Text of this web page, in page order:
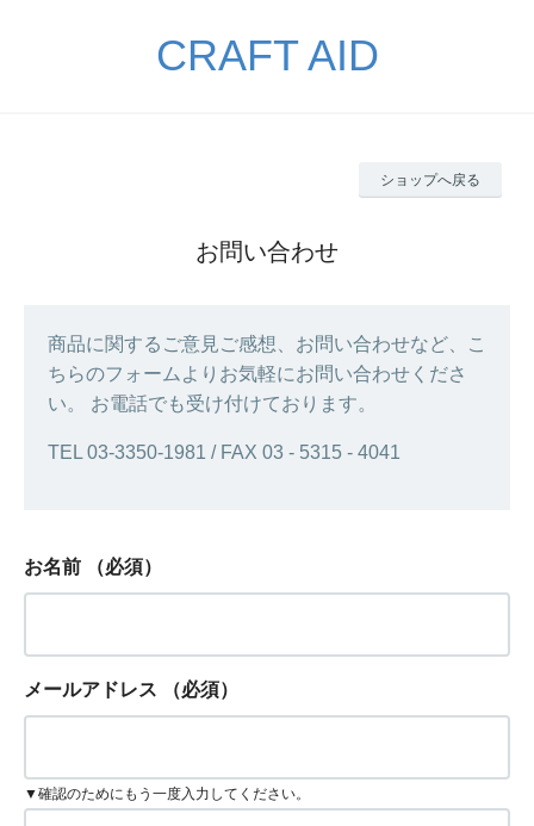
CRAFT AID
ショップへ戻る
お問い合わせ
商品に関するご意見ご感想、お問い合わせなど、こ
ちらのフォームよりお気軽にお問い合わせくださ
い。 お電話でも受け付けております。
TEL 03‐3350‐1981 / FAX 03 - 5315 - 4041
お名前 （必須）
メールアドレス （必須）
▼確認のためにもう一度入力してください。